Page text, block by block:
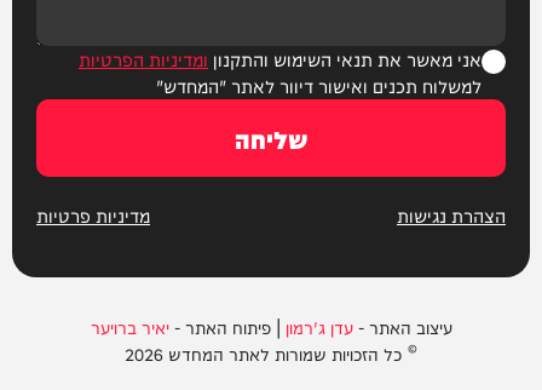
אני מאשר את תנאי השימוש והתקנון ומדיניות הפרטיות
למשלוח תכנים ואישור דיוור לאתר "המחדש"
שליחה
הצהרת נגישות מדיניות פרטיות
עיצוב האתר -עדן ג'רמון | פיתוח האתר -יאיר ברויער
© כל הזכויות שמורות לאתר המחדש 2026